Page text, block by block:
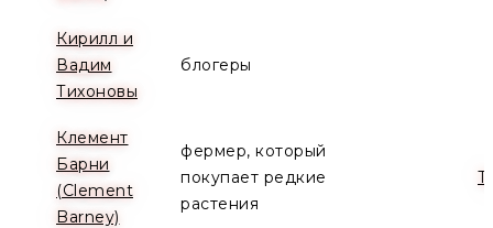
Кирилл и
Вадим
Тихоновы
блогеры
Клемент
Барни
(Clement
Barney)
фермер, который
покупает редкие
растения